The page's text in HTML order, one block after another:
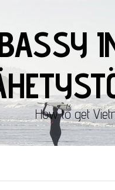
How to get